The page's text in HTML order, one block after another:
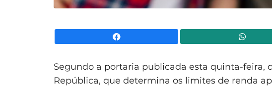
Segundo a portaria publicada esta quinta-feira,
República, que determina os limites de renda